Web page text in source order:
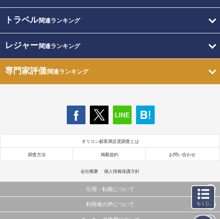
トラベル関連ランキング
レジャー関連ランキング
専門家評価関連ランキング
オリコン顧客満足度調査とは
調査方法 掲載規約 お問い合わせ
会社概要 個人情報保護方針
引用・転載について
当サイトで公開されている情報（文字、写真、イラスト、画像データ等）及びこれらの配置・
利用者の声について もくじ